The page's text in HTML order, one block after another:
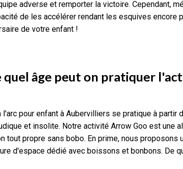
adverse et remporter la victoire. Cependant,
de les accélérer rendant les esquives
de votre enfant !
quel âge peut on pratiquer
pour enfant à Aubervilliers se pratique à partir
et insolite. Notre activité Arrow Goo est une
tout propre sans bobo. En prime, nous proposons
d'espace dédié avec boissons et bonbons. De